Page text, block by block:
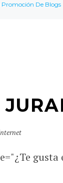
Promoción De Blogs